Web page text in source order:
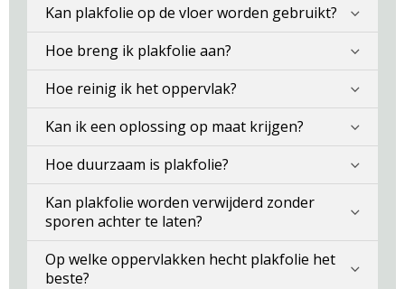
Kan plakfolie op de vloer worden gebruikt?
Hoe breng ik plakfolie aan?
Hoe reinig ik het oppervlak?
Kan ik een oplossing op maat krijgen?
Hoe duurzaam is plakfolie?
Kan plakfolie worden verwijderd zonder
sporen achter te laten?
Op welke oppervlakken hecht plakfolie het
beste?